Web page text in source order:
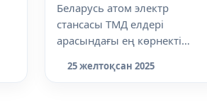
Беларусь атом электр
стансасы ТМД елдері
арасындағы ең көрнекті
біріне айналды. Техно...
25 желтоқсан 2025